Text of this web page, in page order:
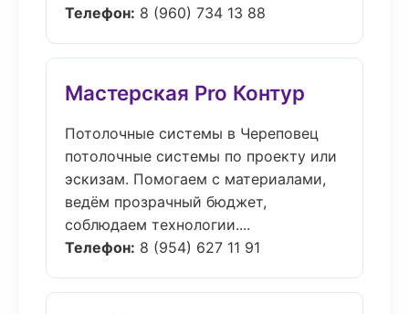
Телефон: 8 (960) 734 13 88
Мастерская Pro Контур
Потолочные системы в Череповец
потолочные системы по проекту или
эскизам. Помогаем с материалами,
ведём прозрачный бюджет,
соблюдаем технологии....
Телефон: 8 (954) 627 11 91